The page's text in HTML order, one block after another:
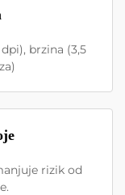
brzina (3,5
rizik od